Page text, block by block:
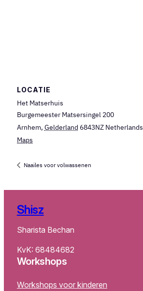
LOCATIE
Het Matserhuis
Burgemeester Matsersingel 200
Arnhem, Gelderland 6843NZ Netherlands
Maps
Naailes voor volwassenen
Shisz
Sharista Bechan
KvK: 68484682
Workshops
Workshops voor kinderen